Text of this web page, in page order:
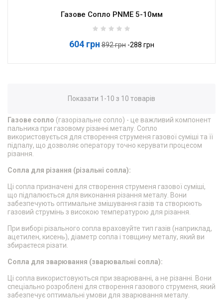
Газове Сопло PNME 5-10мм
604 грнБазова
892 грн -288 грн
Показати 1-10 з 10 товарів
Газове сопло (газорізальне сопло) - це важливий компонент
пальника при газовому різанні металу. Сопло
використовується для створення струменя газової суміші та її
підпалу, що дозволяє оператору точно керувати процесом
різання.
Сопла для різання (різальні сопла):
Ці сопла призначені для створення струменя газової суміші,
що підпалюється для виконання різання металу. Вони
забезпечують оптимальне змішування газів та створюють
газовий струмінь з високою температурою для різання.
При виборі різального сопла враховуйте тип газів (наприклад,
ацетилен, кисень), діаметр сопла і товщину металу, який ви
збираєтеся різати.
Сопла для зварювання (зварювальні сопла):
Ці сопла використовуються при зварюванні, а не різанні. Вони
спеціально розроблені для створення газового струменя, який
забезпечує оптимальні умови для зварювання металу.